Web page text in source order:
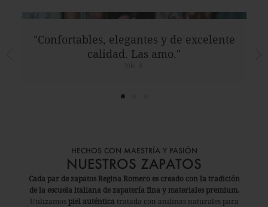
"Confortables, elegantes y de excelente
calidad. Las amo."
HECHOS CON MAESTRÍA Y PASIÓN
NUESTROS ZAPATOS
Cada par de zapatos Regina Romero es creado con la tradición
de la escuela italiana de zapatería fina y materiales premium.
Utilizamos piel auténticatratada con anilinas naturales para